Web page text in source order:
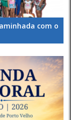
com o